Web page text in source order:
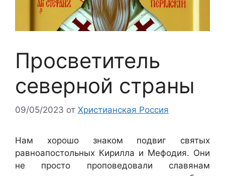
Просветитель
северной страны
09/05/2023 от Христианская Россия
Нам хорошо знаком подвиг святых
равноапостольных Кирилла и Мефодия. Они
не просто проповедовали славянам